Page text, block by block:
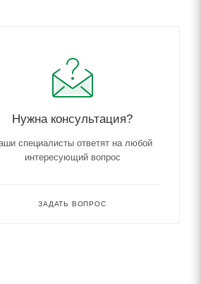
Нужна консультация?
специалисты ответят на любой
интересующий вопрос
ЗАДАТЬ ВОПРОС